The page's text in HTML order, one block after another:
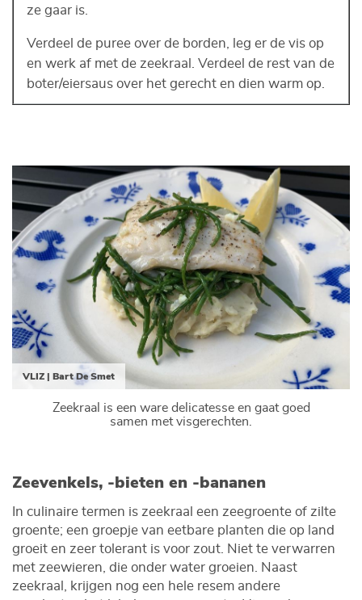
ze gaar is.
Verdeel de puree over de borden, leg er de vis op
en werk af met de zeekraal. Verdeel de rest van de
boter/eiersaus over het gerecht en dien warm op.
VLIZ | Bart De Smet
Zeekraal is een ware delicatesse en gaat goed
samen met visgerechten.
Zeevenkels, -bieten en -bananen
In culinaire termen is zeekraal een zeegroente of zilte
groente; een groepje van eetbare planten die op land
groeit en zeer tolerant is voor zout. Niet te verwarren
met zeewieren, die onder water groeien. Naast
zeekraal, krijgen nog een hele resem andere